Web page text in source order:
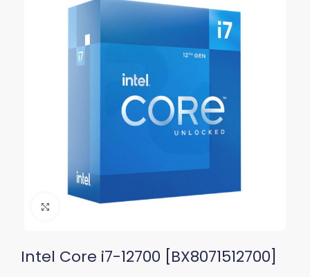
Clic para ampliar
Intel Core i7-12700 [BX8071512700]